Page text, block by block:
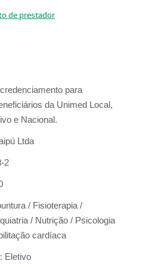
de prestador
para
da Unimed Local,
e Nacional.
Ltda
2
/ Fisioterapia /
/ Nutrição / Psicologia
cardíaca
Eletivo